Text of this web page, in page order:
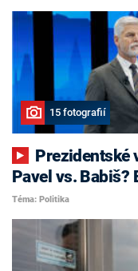
15 fotografií
Pavel vs. Babiš?
Téma: Politika